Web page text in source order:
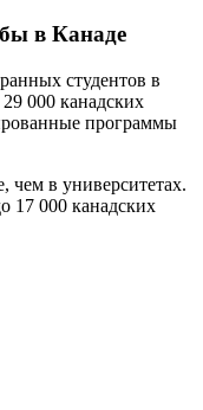
в Канаде
студентов в
000 канадских
программы
чем в университетах.
17 000 канадских